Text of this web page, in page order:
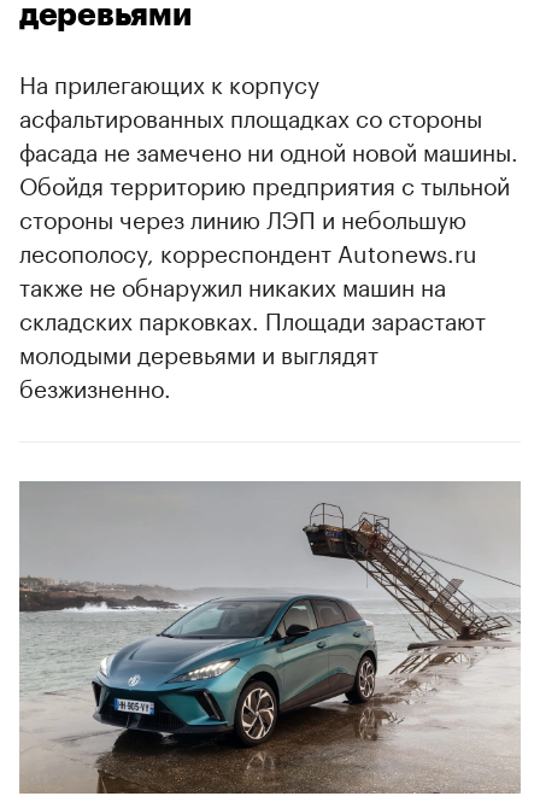
деревьями
00:00 / 00:00
На прилегающих к корпусу
асфальтированных площадках со стороны
фасада не замечено ни одной новой машины.
Обойдя территорию предприятия с тыльной
стороны через линию ЛЭП и небольшую
лесополосу, корреспондент Autonews.ru
также не обнаружил никаких машин на
складских парковках. Площади зарастают
молодыми деревьями и выглядят
безжизненно.